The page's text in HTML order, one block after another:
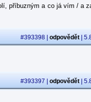
příbuzným a co já vím / a
#393398 | odpovědět |
#393397 | odpovědět |